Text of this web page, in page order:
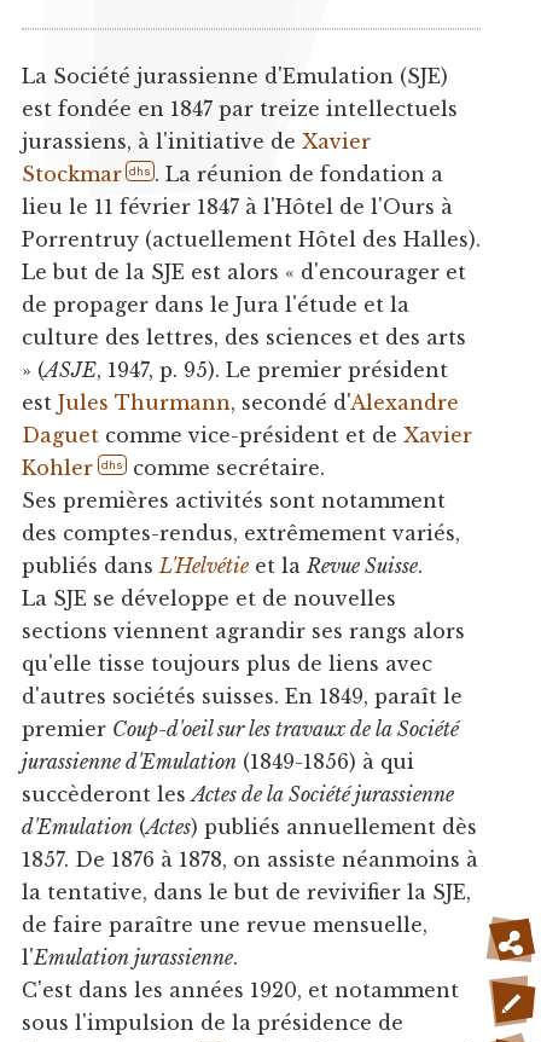
La Société jurassienne d'Emulation (SJE)
est fondée en 1847 par treize intellectuels
jurassiens, à l'initiative de Xavier
Stockmar
dhs . La réunion de fondation a
lieu le 11 février 1847 à l'Hôtel de l'Ours à
Porrentruy (actuellement Hôtel des Halles).
Le but de la SJE est alors « d'encourager et
de propager dans le Jura l'étude et la
culture des lettres, des sciences et des arts
» (ASJE, 1947, p. 95). Le premier président
est Jules Thurmann, secondé d'Alexandre
Daguetcomme vice-président et de Xavier
Kohler
dhs comme secrétaire.
Ses premières activités sont notamment
des comptes-rendus, extrêmement variés,
publiés dansL'Helvétieet laRevue Suisse.
La SJE se développe et de nouvelles
sections viennent agrandir ses rangs alors
qu'elle tisse toujours plus de liens avec
d'autres sociétés suisses. En 1849, paraît le
premier Coup-d'oeil sur les travaux de la Société
jurassienne d'Emulation(1849-1856) à qui
succèderont lesActes de la Société jurassienne
d'Emulation(Actes) publiés annuellement dès
1857. De 1876 à 1878, on assiste néanmoins à
la tentative, dans le but de revivifier la SJE,
de faire paraître une revue mensuelle,
l'Emulation jurassienne.
C'est dans les années 1920, et notamment
sous l'impulsion de la présidence de